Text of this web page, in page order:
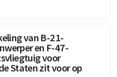
van B-21-
en F-47-
voor
Staten zit voor op